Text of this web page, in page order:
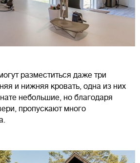
разместиться даже три
и нижняя кровать, одна из них
небольшие, но благодаря
пропускают много